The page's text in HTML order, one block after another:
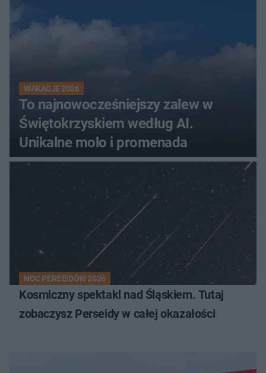
WAKACJE 2026
To najnowocześniejszy zalew w
Świętokrzyskiem według AI.
Unikalne molo i promenada
NOC PERSEIDÓW 2026
Kosmiczny spektakl nad Śląskiem. Tutaj
zobaczysz Perseidy w całej okazałości